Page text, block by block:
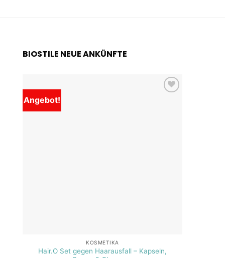
BIOSTILE NEUE ANKÜNFTE
Angebot!
KOSMETIKA
Hair.O Set gegen Haarausfall – Kapseln,